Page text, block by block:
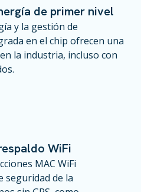
de primer nivel
y la gestión de
en el chip ofrecen una
la industria, incluso con
WiFi
MAC WiFi
seguridad de la